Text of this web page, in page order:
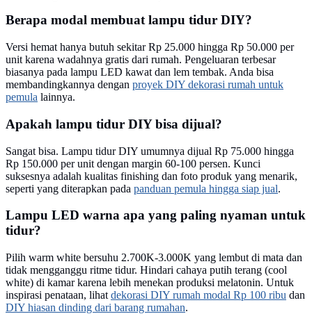
Berapa modal membuat lampu tidur DIY?
Versi hemat hanya butuh sekitar Rp 25.000 hingga Rp 50.000 per
unit karena wadahnya gratis dari rumah. Pengeluaran terbesar
biasanya pada lampu LED kawat dan lem tembak. Anda bisa
membandingkannya dengan proyek DIY dekorasi rumah untuk
pemula lainnya.
Apakah lampu tidur DIY bisa dijual?
Sangat bisa. Lampu tidur DIY umumnya dijual Rp 75.000 hingga
Rp 150.000 per unit dengan margin 60-100 persen. Kunci
suksesnya adalah kualitas finishing dan foto produk yang menarik,
seperti yang diterapkan pada panduan pemula hingga siap jual.
Lampu LED warna apa yang paling nyaman untuk
tidur?
Pilih warm white bersuhu 2.700K-3.000K yang lembut di mata dan
tidak mengganggu ritme tidur. Hindari cahaya putih terang (cool
white) di kamar karena lebih menekan produksi melatonin. Untuk
inspirasi penataan, lihat dekorasi DIY rumah modal Rp 100 ribu dan
DIY hiasan dinding dari barang rumahan.